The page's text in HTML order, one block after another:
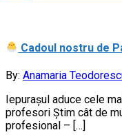
Cadoul nostru de
By: Anamaria
Iepurașul aduce cele
profesori Știm cât de
profesional – […]